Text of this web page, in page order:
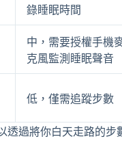
錄睡眠時間
中，需要授權手機
克風監測睡眠聲音
低，僅需追蹤步數
透過將你白天走路的步